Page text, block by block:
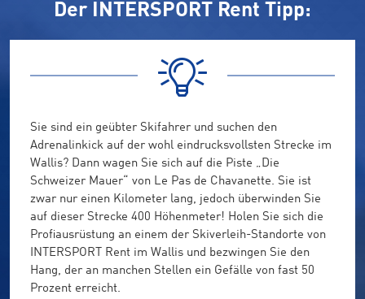
Der INTERSPORT Rent Tipp:
Sie sind ein geübter Skifahrer und suchen den
Adrenalinkick auf der wohl eindrucksvollsten Strecke im
Wallis? Dann wagen Sie sich auf die Piste „Die
Schweizer Mauer“ von Le Pas de Chavanette. Sie ist
zwar nur einen Kilometer lang, jedoch überwinden Sie
auf dieser Strecke 400 Höhenmeter! Holen Sie sich die
Profiausrüstung an einem der Skiverleih-Standorte von
INTERSPORT Rent im Wallis und bezwingen Sie den
Hang, der an manchen Stellen ein Gefälle von fast 50
Prozent erreicht.